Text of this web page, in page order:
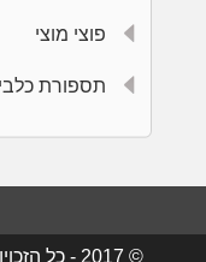
פוצי מוצי
תספורת
© 2017 - כל הזכויות שמורות לאתר maale-adumim.co.il - מעלה אדומים עסקים - עסקים במעלה אדומים